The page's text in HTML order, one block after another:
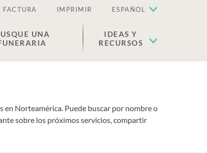
FACTURA IMPRIMIR ESPAÑOL
UNA
IDEAS Y
RECURSOS
Norteamérica. Puede buscar por nombre o
sobre los próximos servicios, compartir